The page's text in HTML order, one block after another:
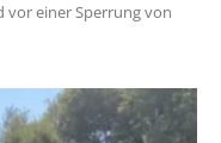
einer Sperrung von